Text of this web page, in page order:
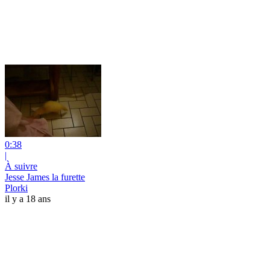
0:38
|
À suivre
Jesse James la furette
Plorki
il y a 18 ans